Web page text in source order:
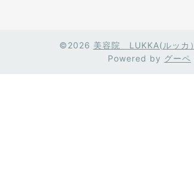
©2026 美容院 LUKKA(ルッカ）
Powered by グーペ